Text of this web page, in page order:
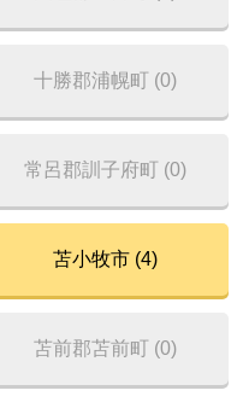
十勝郡浦幌町 (0)
常呂郡訓子府町 (0)
苫小牧市 (4)
苫前郡苫前町 (0)